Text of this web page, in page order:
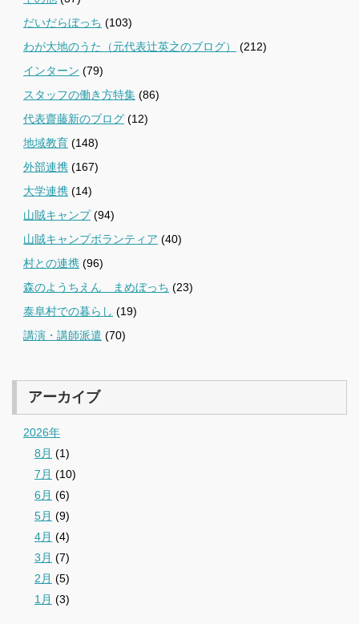
だいだらぼっち (103)
わが大地のうた（元代表辻英之のブログ）
(212)
インターン (79)
スタッフの働き方特集 (86)
代表齋藤新のブログ (12)
地域教育 (148)
外部連携 (167)
大学連携 (14)
山賊キャンプ(94)
山賊キャンプボランティア (40)
村との連携 (96)
森のようちえん まめぼっち (23)
泰阜村での暮らし (19)
講演・講師派遣 (70)
アーカイブ
2026年
8月 (1)
7月 (10)
6月 (6)
5月 (9)
4月 (4)
3月 (7)
2月 (5)
1月 (3)